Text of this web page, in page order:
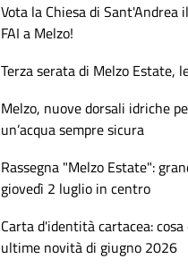
Vota la Chiesa di Sant'Andrea
FAI a Melzo!
Terza serata di Melzo Estate,
Melzo, nuove dorsali idriche
un’acqua sempre sicura
Rassegna "Melzo Estate":
giovedì 2 luglio in centro
Carta d'identità cartacea:
ultime novità di giugno 2026